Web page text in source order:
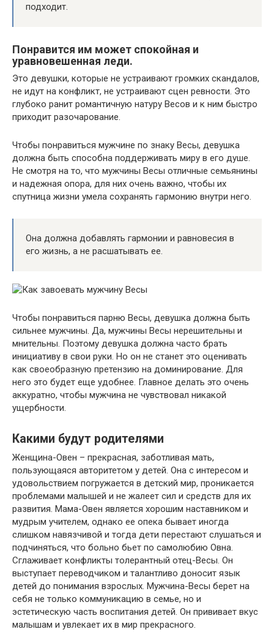
подходит.
Понравится им может спокойная и
уравновешенная леди.
Это девушки, которые не устраивают громких скандалов,
не идут на конфликт, не устраивают сцен ревности. Это
глубоко ранит романтичную натуру Весов и к ним быстро
приходит разочарование.
Чтобы понравиться мужчине по знаку Весы, девушка
должна быть способна поддерживать миру в его душе.
Не смотря на то, что мужчины Весы отличные семьянины
и надежная опора, для них очень важно, чтобы их
спутница жизни умела сохранять гармонию внутри него.
Она должна добавлять гармонии и равновесия в
его жизнь, а не расшатывать ее.
Чтобы понравиться парню Весы, девушка должна быть
сильнее мужчины. Да, мужчины Весы нерешительны и
мнительны. Поэтому девушка должна часто брать
инициативу в свои руки. Но он не станет это оценивать
как своеобразную претензию на доминирование. Для
него это будет еще удобнее. Главное делать это очень
аккуратно, чтобы мужчина не чувствовал никакой
ущербности.
Какими будут родителями
Женщина-Овен – прекрасная, заботливая мать,
пользующаяся авторитетом у детей. Она с интересом и
удовольствием погружается в детский мир, проникается
проблемами малышей и не жалеет сил и средств для их
развития. Мама-Овен является хорошим наставником и
мудрым учителем, однако ее опека бывает иногда
слишком навязчивой и тогда дети перестают слушаться и
подчиняться, что больно бьет по самолюбию Овна.
Сглаживает конфликты толерантный отец-Весы. Он
выступает переводчиком и талантливо доносит язык
детей до понимания взрослых. Мужчина-Весы берет на
себя не только коммуникацию в семье, но и
эстетическую часть воспитания детей. Он прививает вкус
малышам и увлекает их в мир прекрасного.